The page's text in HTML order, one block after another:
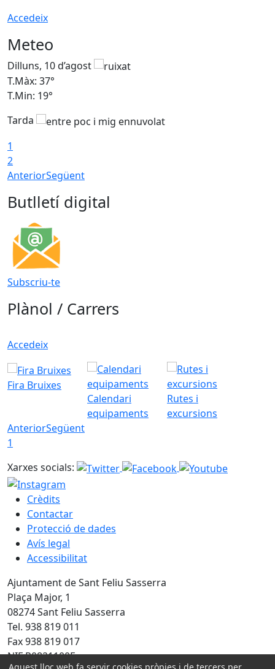
Accedeix
Meteo
Dilluns, 10 d’agost
T.Màx: 37°
T.Min: 19°
Tarda
1
2
AnteriorSegüent
Butlletí digital
Subscriu-te
Plànol / Carrers
Accedeix
Fira Bruixes
Calendari
equipaments
Rutes i
excursions
AnteriorSegüent
1
Xarxes socials:
Crèdits
Contactar
Protecció de dades
Avís legal
Accessibilitat
Ajuntament de Sant Feliu Sasserra
Plaça Major, 1
08274 Sant Feliu Sasserra
Tel. 938 819 011
Fax 938 819 017
NIF P0821100E